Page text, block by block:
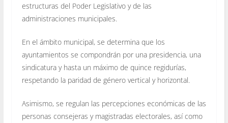
estructuras del Poder Legislativo y de las
administraciones municipales.
En el ámbito municipal, se determina que los
ayuntamientos se compondrán por una presidencia, una
sindicatura y hasta un máximo de quince regidurías,
respetando la paridad de género vertical y horizontal.
Asimismo, se regulan las percepciones económicas de las
personas consejeras y magistradas electorales, así como